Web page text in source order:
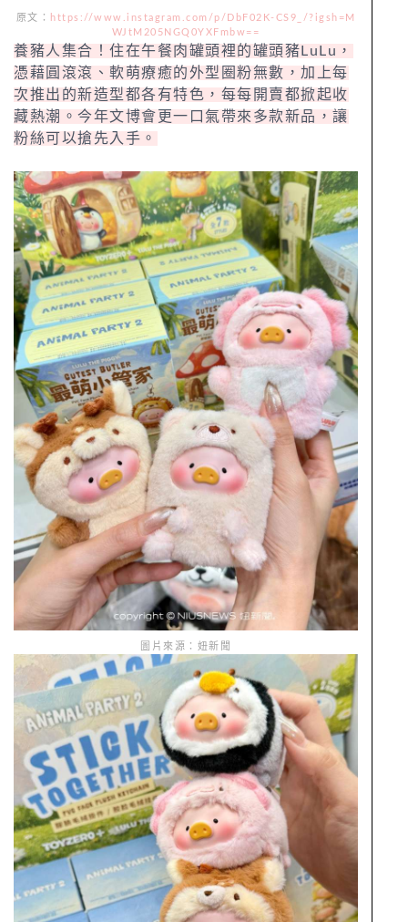
原文：
https://www.instagram.com/p/DbF02K-CS9_/?igsh=M
WJtM205NGQ0YXFmbw==
養豬人集合！住在午餐肉罐頭裡的罐頭豬LuLu，
憑藉圓滾滾、軟萌療癒的外型圈粉無數，加上每
次推出的新造型都各有特色，每每開賣都掀起收
藏熱潮。今年文博會更一口氣帶來多款新品，讓
粉絲可以搶先入手。
圖片來源：妞新聞